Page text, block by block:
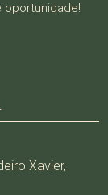
oportunidade!
Xavier,